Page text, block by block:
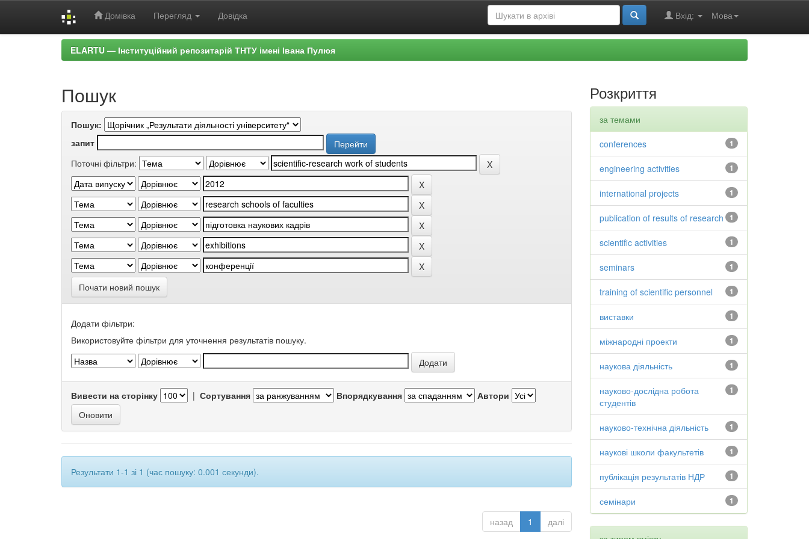
Домівка Перегляд Довідка Мова
Вхід:
ELARTU — Інституційний репозитарій ТНТУ імені Івана Пулюя
Пошук
Пошук:
запит
Поточні фільтри:
Почати новий пошук
Додати фільтри:
Використовуйте фільтри для уточнення результатів пошуку.
Вивести на сторінку | Сортування Впорядкування Автори
Результати 1-1 зі 1 (час пошуку: 0.001 секунди).
назад 1 далі
Розкриття
за темами
1
conferences
1
engineering activities
1
international projects
1
publication of results of research
1
scientific activities
1
seminars
1
training of scientific personnel
1
виставки
1
міжнародні проекти
1
наукова діяльність
1
науково-дослідна робота
студентів
1
науково-технічна діяльність
1
наукові школи факультетів
1
публікація результатів НДР
1
семінари